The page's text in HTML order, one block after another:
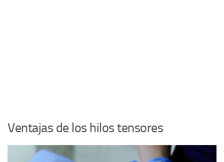
Ventajas de los hilos tensores